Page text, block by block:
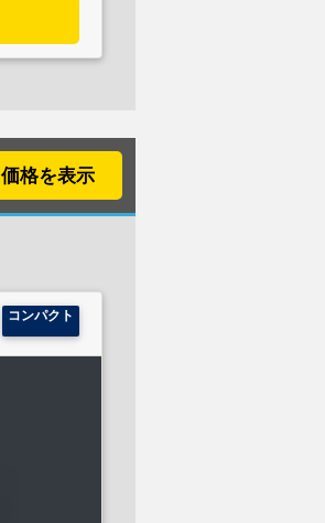
価格を表示
コンパクト